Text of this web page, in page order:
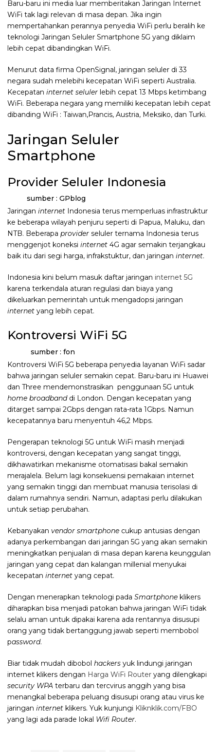
Baru-baru ini media luar memberitakan Jaringan Internet
WiFi tak lagi relevan di masa depan. Jika ingin
mempertahankan perannya penyedia WiFi perlu beralih ke
teknologi Jaringan Seluler Smartphone 5G yang diklaim
lebih cepat dibandingkan WiFi.
Menurut data firma OpenSignal, jaringan seluler di 33
negara sudah melebihi kecepatan WiFi seperti Australia.
Kecepatan internet seluler lebih cepat 13 Mbps ketimbang
WiFi. Beberapa negara yang memiliki kecepatan lebih cepat
dibanding WiFi : Taiwan,Prancis, Austria, Meksiko, dan Turki.
Jaringan Seluler
Smartphone
Provider Seluler Indonesia
sumber : GPblog
Jaringan internet Indonesia terus memperluas infrastruktur
ke beberapa wilayah penjuru seperti di Papua, Maluku, dan
NTB. Beberapa provider seluler ternama Indonesia terus
menggenjot koneksi internet 4G agar semakin terjangkau
baik itu dari segi harga, infrakstuktur, dan jaringan internet.
Indonesia kini belum masuk daftar jaringan internet 5G
karena terkendala aturan regulasi dan biaya yang
dikeluarkan pemerintah untuk mengadopsi jaringan
internet yang lebih cepat.
Kontroversi WiFi 5G
sumber : fon
Kontroversi WiFi 5G beberapa penyedia layanan WiFi sadar
bahwa jaringan seluler semakin cepat. Baru-baru ini Huawei
dan Three mendemonstrasikan penggunaan 5G untuk
home broadbanddi London. Dengan kecepatan yang
ditarget sampai 2Gbps dengan rata-rata 1Gbps. Namun
kecepatannya baru menyentuh 46,2 Mbps.
Pengerapan teknologi 5G untuk WiFi masih menjadi
kontroversi, dengan kecepatan yang sangat tinggi,
dikhawatirkan mekanisme otomatisasi bakal semakin
merajalela. Belum lagi konsekuensi pemakaian internet
yang semakin tinggi dan membuat manusia terisolasi di
dalam rumahnya sendiri. Namun, adaptasi perlu dilakukan
untuk setiap perubahan.
Kebanyakan vendor smartphone cukup antusias dengan
adanya perkembangan dari jaringan 5G yang akan semakin
meningkatkan penjualan di masa depan karena keunggulan
jaringan yang cepat dan kalangan millenial menyukai
kecepatan internet yang cepat.
Dengan menerapkan teknologi pada Smartphone klikers
diharapkan bisa menjadi patokan bahwa jaringan WiFi tidak
selalu aman untuk dipakai karena ada rentannya disusupi
orang yang tidak bertanggung jawab seperti membobol
password.
Biar tidak mudah dibobol hackers yuk lindungi jaringan
internet klikers dengan Harga WiFi Router yang dilengkapi
security WPA terbaru dan tercvirus anggih yang bisa
menangkal beberapa peluang disusupi orang atau virus ke
jaringan internet klikers. Yuk kunjungi Kliknklik.com/FBO
yang lagi ada parade lokal Wifi Router.